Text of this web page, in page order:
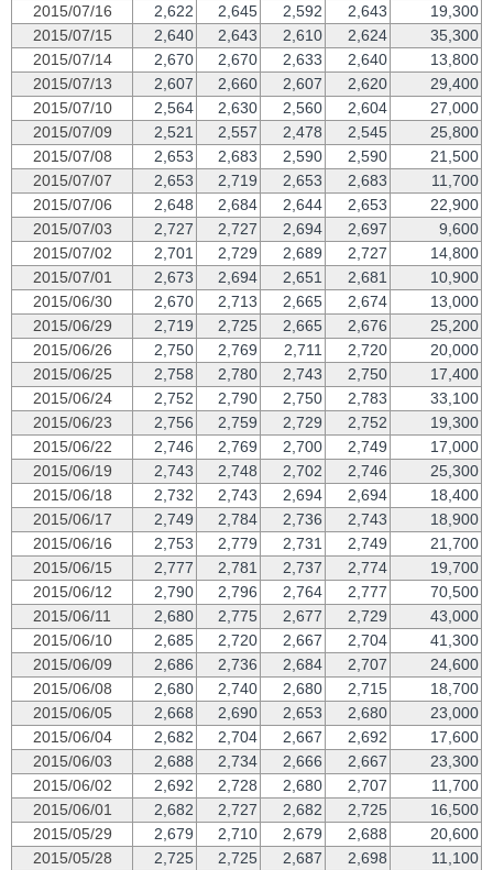
2015/07/16
2,622 2,645 2,592 2,643
19,300
2015/07/15
2,640 2,643 2,610 2,624
35,300
2015/07/14
2,670 2,670 2,633 2,640
13,800
2015/07/13
2,607 2,660 2,607 2,620
29,400
2015/07/10
2,564 2,630 2,560 2,604
27,000
2015/07/09
2,521 2,557 2,478 2,545
25,800
2015/07/08
2,653 2,683 2,590 2,590
21,500
2015/07/07
2,653 2,719 2,653 2,683
11,700
2015/07/06
2,648 2,684 2,644 2,653
22,900
2015/07/03
2,727 2,727 2,694 2,697
9,600
2015/07/02
2,701 2,729 2,689 2,727
14,800
2015/07/01
2,673 2,694 2,651 2,681
10,900
2015/06/30
2,670 2,713 2,665 2,674
13,000
2015/06/29
2,719 2,725 2,665 2,676
25,200
2015/06/26
2,750 2,769 2,711 2,720
20,000
2015/06/25
2,758 2,780 2,743 2,750
17,400
2015/06/24
2,752 2,790 2,750 2,783
33,100
2015/06/23
2,756 2,759 2,729 2,752
19,300
2015/06/22
2,746 2,769 2,700 2,749
17,000
2015/06/19
2,743 2,748 2,702 2,746
25,300
2015/06/18
2,732 2,743 2,694 2,694
18,400
2015/06/17
2,749 2,784 2,736 2,743
18,900
2015/06/16
2,753 2,779 2,731 2,749
21,700
2015/06/15
2,777 2,781 2,737 2,774
19,700
2015/06/12
2,790 2,796 2,764 2,777
70,500
2015/06/11
2,680 2,775 2,677 2,729
43,000
2015/06/10
2,685 2,720 2,667 2,704
41,300
2015/06/09
2,686 2,736 2,684 2,707
24,600
2015/06/08
2,680 2,740 2,680 2,715
18,700
2015/06/05
2,668 2,690 2,653 2,680
23,000
2015/06/04
2,682 2,704 2,667 2,692
17,600
2015/06/03
2,688 2,734 2,666 2,667
23,300
2015/06/02
2,692 2,728 2,680 2,707
11,700
2015/06/01
2,682 2,727 2,682 2,725
16,500
2015/05/29
2,679 2,710 2,679 2,688
20,600
2015/05/28
2,725 2,725 2,687 2,698
11,100